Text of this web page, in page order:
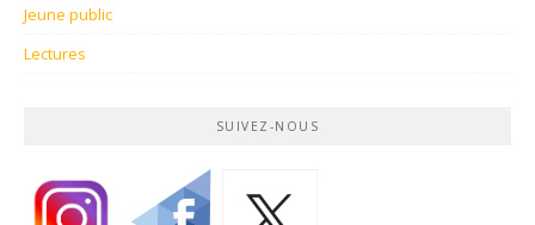
Jeune public
Lectures
SUIVEZ-NOUS